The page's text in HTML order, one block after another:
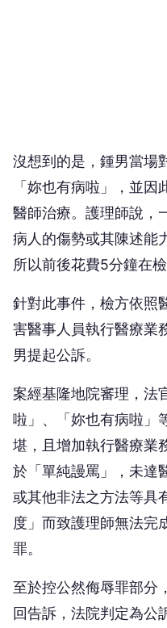
「妳也有病啦」，並因
醫師治療。護理師說
病人的傷勢或其陳述能
所以前後花費5分鐘在
針對此事件，檢方依照
害醫事人員執行醫療業
男提起公訴。
案經基隆地院審理，法
啦」、「妳也有病啦」
堪，且增加執行醫療業
於「單純謾罵」，未達
或其他非法之方法等具
度」而致護理師無法完
罪。
至於控公然侮辱罪部分
回告訴，法院判定為公